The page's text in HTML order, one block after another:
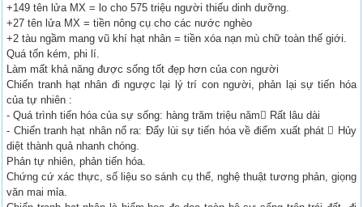
+149 tên lửa MX = lo cho 575 triệu người thiếu dinh dưỡng.
+27 tên lửa MX = tiền nông cụ cho các nước nghèo
+2 tàu ngầm mang vũ khí hạt nhân = tiền xóa nạn mù chữ toàn thế giới.
Quá tốn kém, phi lí.
Làm mất khả năng được sống tốt đẹp hơn của con người
Chiến tranh hạt nhân đi ngược lại lý trí con người, phản lại sự tiến hóa
của tự nhiên :
- Quá trình tiến hóa của sự sống: hàng trăm triệu năm Rất lâu dài
- Chiến tranh hạt nhân nổ ra: Đẩy lùi sự tiến hóa về điểm xuất phát  Hủy
diệt thành quả nhanh chóng.
Phản tự nhiên, phản tiến hóa.
Chứng cứ xác thực, số liệu so sánh cụ thể, nghệ thuật tương phản, giọng
văn mai mỉa.